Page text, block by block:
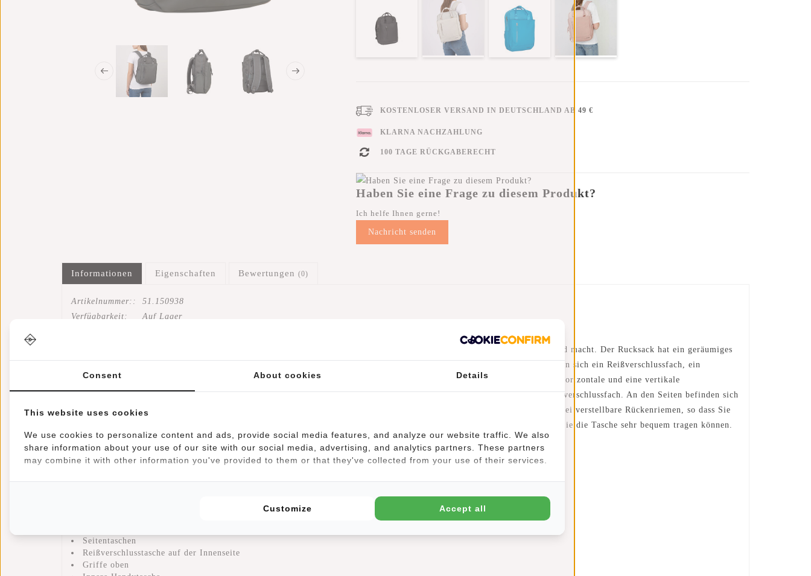
KOSTENLOSER VERSAND IN DEUTSCHLAND AB 49 €
KLARNA NACHZAHLUNG
100 TAGE RÜCKGABERECHT
Haben Sie eine Frage zu diesem Produkt?
Ich helfe Ihnen gerne!
Nachricht senden
Informationen Eigenschaften Bewertungen (0)
Artikelnummer::
51.150938
Verfügbarkeit:
Auf Lager
Dieser Rucksack aus der Harper-Serie von New Rebels ist aus80% PU 20% Nylon gefertigt, das die Tasche wasserabweisend macht. Der Rucksack hat ein geräumiges
Hauptfach, das mit einem wasserdichten Reißverschluss geschlossen werden kann. Im Hauptfach mit Reißverschluss befinden sich ein Reißverschlussfach, ein
Handyfach, ein Einsteckfach und ein Laptopfach für einen 13"-Laptop. Auf der Vorderseite der Tasche befinden sich eine horizontale und eine vertikale
Reißverschlusstasche. Im horizontalen Reißverschlussfach befinden sich zwei Einsteckfächer, zwei Stiftfächer und ein Reißverschlussfach. An den Seiten befinden sich
zwei Einschubtaschen, in denen z. B. eine Wasserflasche und/oder eine Dose untergebracht werden kann. Die Tasche hat zwei verstellbare Rückenriemen, so dass Sie
die Tasche immer in der gewünschten Länge tragen können. Das Rückenteil und die Schultergurte sind gepolstert, so dass Sie die Tasche sehr bequem tragen können.
Abmessungen: H 39 x B 26 x T 10 cm
Seitentaschen
Reißverschlusstasche auf der Innenseite
Griffe oben
Consent About cookies Details
This website uses cookies
We use cookies to personalize content and ads, provide social media features, and analyze our website traffic. We also
share information about your use of our site with our social media, advertising, and analytics partners. These partners
may combine it with other information you've provided to them or that they've collected from your use of their services.
Customize Accept all